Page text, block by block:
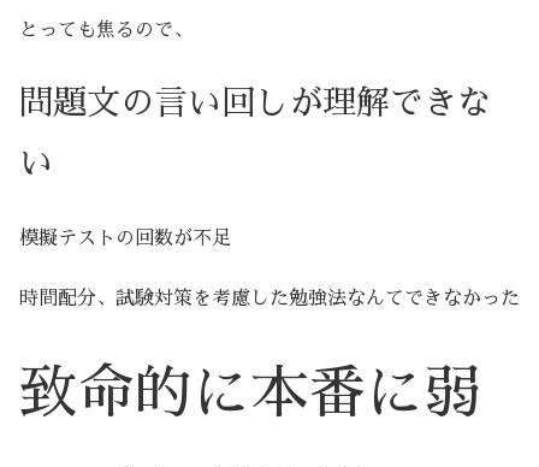
とっても焦るので、
問題文の言い回しが理解できな
い
模擬テストの回数が不足
時間配分、試験対策を考慮した勉強法なんてできなかった
致命的に本番に弱